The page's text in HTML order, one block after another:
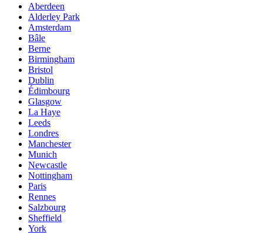
Aberdeen
Alderley Park
Amsterdam
Bâle
Berne
Birmingham
Bristol
Dublin
Édimbourg
Glasgow
La Haye
Leeds
Londres
Manchester
Munich
Newcastle
Nottingham
Paris
Rennes
Salzbourg
Sheffield
York